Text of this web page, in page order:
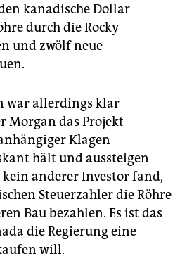
kanadische Dollar
durch die Rocky
und zwölf neue
war allerdings klar
Morgan das Projekt
Klagen
hält und aussteigen
anderer Investor fand,
Steuerzahler die Röhre
Bau bezahlen. Es ist das
die Regierung eine
will.